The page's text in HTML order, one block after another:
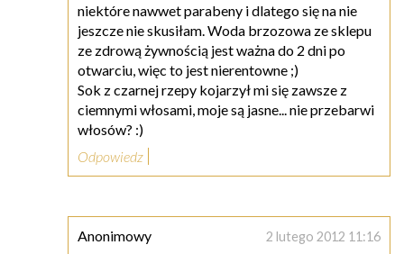
niektóre nawwet parabeny i dlatego się na nie
jeszcze nie skusiłam. Woda brzozowa ze sklepu
ze zdrową żywnością jest ważna do 2 dni po
otwarciu, więc to jest nierentowne ;)
Sok z czarnej rzepy kojarzył mi się zawsze z
ciemnymi włosami, moje są jasne... nie przebarwi
włosów? :)
Odpowiedz
Anonimowy 2 lutego 2012 11:16